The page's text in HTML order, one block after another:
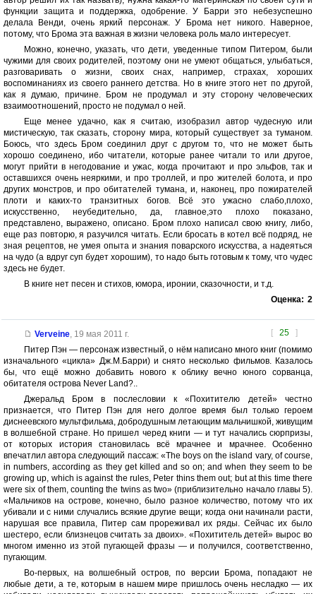
функции защита и поддержка, одобрение. У Барри это небезуспешно
делала Венди, очень яркий персонаж. У Брома нет никого. Наверное,
потому, что Брома эта важная в жизни человека роль мало интересует.
Можно, конечно, указать, что дети, уведенные типом Питером, были
чужими для своих родителей, поэтому они не умеют общаться, улыбаться,
разговаривать о жизни, своих снах, например, страхах, хороших
воспоминаниях из своего раннего детства. Но в книге этого нет по другой,
как я думаю, причине. Бром не продумал и эту сторону человеческих
взаимоотношений, просто не подумал о ней.
Еще менее удачно, как я считаю, изобразил автор чудесную или
мистическую, так сказать, сторону мира, который существует за туманом.
Боюсь, что здесь Бром соединил друг с другом то, что не может быть
хорошо соединено, ибо читатели, которые ранее читали то или другое,
могут прийти в негодование и ужас, когда прочитают и про эльфов, так и
оставшихся очень неяркими, и про троллей, и про жителей болота, и про
других монстров, и про обитателей тумана, и, наконец, про пожирателей
плоти и каких-то транзитных богов. Всё это ужасно слабо,плохо,
искусственно, неубедительно, да, главное,это плохо показано,
представлено, выражено, описано. Бром плохо написал свою книгу, либо,
еще раз повторю, я разучился читать. Если бросать в котел всё подряд, не
зная рецептов, не умея опыта и знания поварского искусства, а надеяться
на чудо (а вдруг суп будет хорошим), то надо быть готовым к тому, что чудес
здесь не будет.
В книге нет песен и стихов, юмора, иронии, сказочности, и т.д.
Оценка: 2
[ 25 ]
Verveine, 19 мая 2011 г.
Питер Пэн — персонаж известный, о нём написано много книг (помимо
изначального «цикла» Дж.М.Барри) и снято несколько фильмов. Казалось
бы, что ещё можно добавить нового к облику вечно юного сорванца,
обитателя острова Never Land?..
Джеральд Бром в послесловии к «Похитителю детей» честно
признается, что Питер Пэн для него долгое время был только героем
диснеевского мультфильма, добродушным летающим мальчишкой, живущим
в волшебной стране. Но пришел черед книги — и тут начались сюрпризы,
от которых история становилась всё мрачнее и мрачнее. Особенно
впечатлил автора следующий пассаж: «The boys on the island vary, of course,
in numbers, according as they get killed and so on; and when they seem to be
growing up, which is against the rules, Peter thins them out; but at this time there
were six of them, counting the twins as two» (приблизительно начало главы 5).
«Мальчиков на острове, конечно, было разное количество, потому что их
убивали и с ними случались всякие другие вещи; когда они начинали расти,
нарушая все правила, Питер сам прореживал их ряды. Сейчас их было
шестеро, если близнецов считать за двоих». «Похититель детей» вырос во
многом именно из этой пугающей фразы — и получился, соответственно,
пугающим.
Во-первых, на волшебный остров, по версии Брома, попадают не
любые дети, а те, которым в нашем мире пришлось очень несладко — их